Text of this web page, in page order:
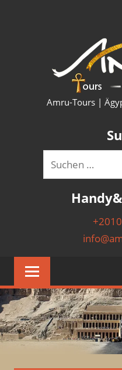
Amru-Tours |
Suchen
nach: